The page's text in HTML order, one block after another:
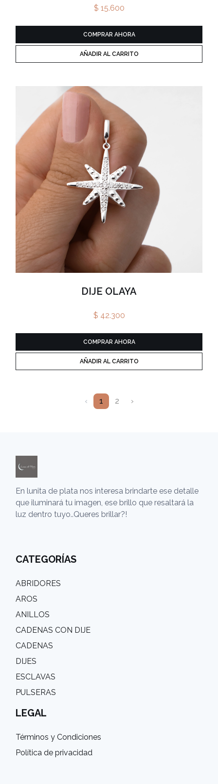
$ 15.600
COMPRAR AHORA
AÑADIR AL CARRITO
DIJE OLAYA
$ 42.300
COMPRAR AHORA
AÑADIR AL CARRITO
‹ 1 2 ›
En lunita de plata nos interesa brindarte ese detalle
que iluminará tu imagen, ese brillo que resaltará la
luz dentro tuyo..Queres brillar?!
CATEGORÍAS
ABRIDORES
AROS
ANILLOS
CADENAS CON DIJE
CADENAS
DIJES
ESCLAVAS
PULSERAS
LEGAL
Términos y Condiciones
Política de privacidad